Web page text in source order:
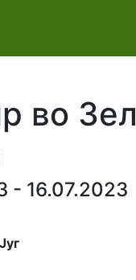
во
- 16.07.2023